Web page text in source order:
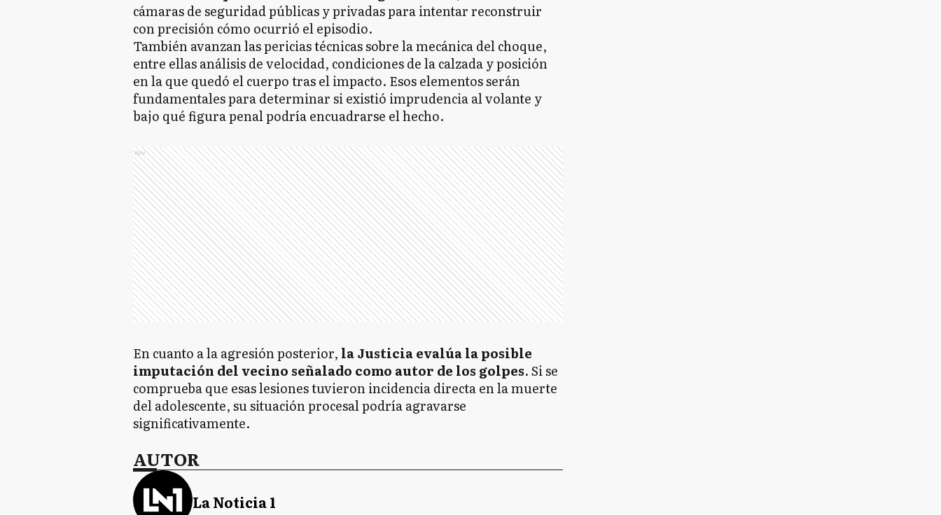
cámaras de seguridad públicas y privadas para intentar reconstruir
con precisión cómo ocurrió el episodio.
También avanzan las pericias técnicas sobre la mecánica del choque,
entre ellas análisis de velocidad, condiciones de la calzada y posición
en la que quedó el cuerpo tras el impacto. Esos elementos serán
fundamentales para determinar si existió imprudencia al volante y
bajo qué figura penal podría encuadrarse el hecho.
Ads
En cuanto a la agresión posterior, la Justicia evalúa la posible
imputación del vecino señalado como autor de los golpes. Si se
comprueba que esas lesiones tuvieron incidencia directa en la muerte
del adolescente, su situación procesal podría agravarse
significativamente.
AUTOR
La Noticia 1